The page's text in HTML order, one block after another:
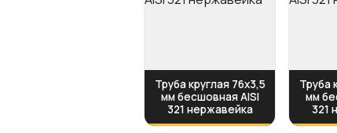
Труба круглая 76х3,5
мм бесшовная AISI
321 нержавейка
Труба
мм
321